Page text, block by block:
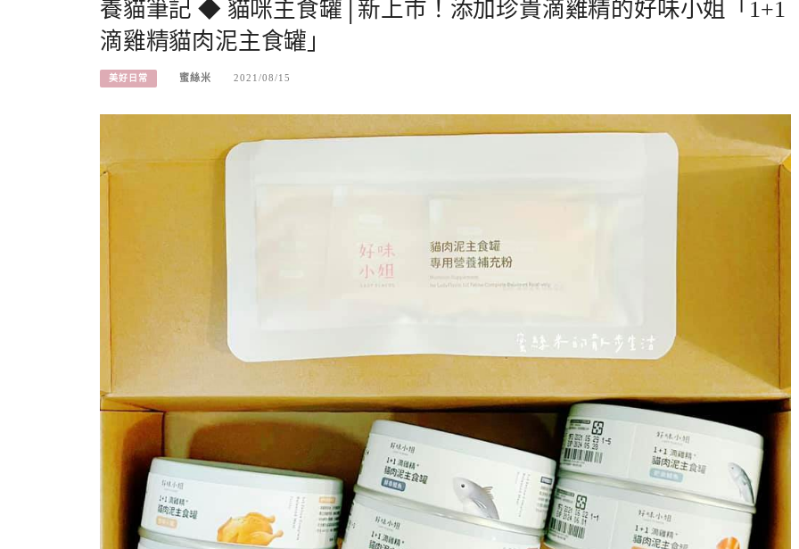
養貓筆記 ◆ 貓咪主食罐│新上市！添加珍貴滴雞精的好味小姐「1+1
滴雞精貓肉泥主食罐」
美好日常 蜜絲米 2021/08/15